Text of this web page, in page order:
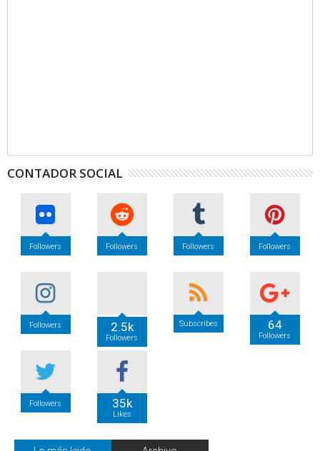
CONTADOR SOCIAL
Followers Followers Followers Followers
Followers 2.5k
Followers
Subscribes 64
Followers
Followers 35k
Likes